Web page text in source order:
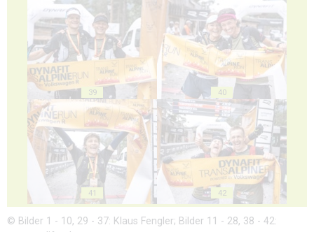
39 40
41 42
© Bilder 1 - 10, 29 - 37: Klaus Fengler; Bilder 11 - 28, 38 - 42: